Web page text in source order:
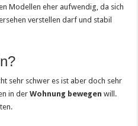
Modellen eher aufwendig, da sich
verstellen darf und stabil
sehr schwer es ist aber doch sehr
in derWohnung bewegen will.